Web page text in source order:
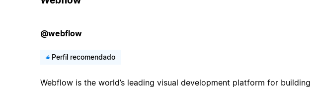
@webflow
Perfil recomendado
Webflow is the world’s leading visual development platform for building